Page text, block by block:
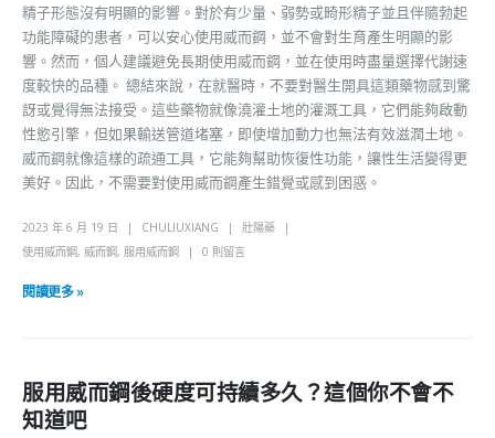
精子形態沒有明顯的影響。對於有少量、弱勢或畸形精子並且伴隨勃起
功能障礙的患者，可以安心使用威而鋼，並不會對生育產生明顯的影
響。然而，個人建議避免長期使用威而鋼，並在使用時盡量選擇代謝速
度較快的品種。 總結來說，在就醫時，不要對醫生開具這類藥物感到驚
訝或覺得無法接受。這些藥物就像澆灌土地的灌溉工具，它們能夠啟動
性慾引擎，但如果輸送管道堵塞，即使增加動力也無法有效滋潤土地。
威而鋼就像這樣的疏通工具，它能夠幫助恢復性功能，讓性生活變得更
美好。因此，不需要對使用威而鋼產生錯覺或感到困惑。
2023 年 6 月 19 日 CHULIUXIANG
壯陽藥
使用威而鋼, 威而鋼, 服用威而鋼 0 則留言
閱讀更多 »
服用威而鋼後硬度可持續多久？這個你不會不
知道吧